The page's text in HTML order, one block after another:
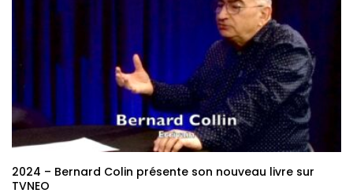
2024 – Bernard Colin présente son nouveau livre sur
TVNEO